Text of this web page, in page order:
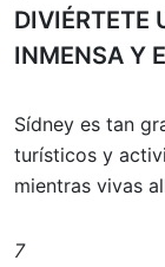
DIVIÉRTETE
INMENSA Y
Sídney es tan
turísticos y
mientras vivas
7